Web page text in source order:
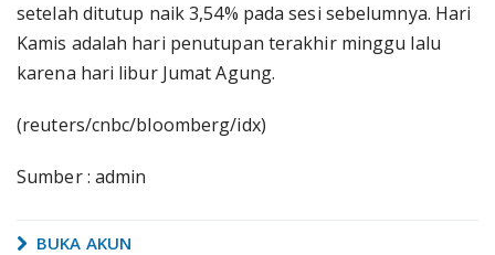
setelah ditutup naik 3,54% pada sesi sebelumnya. Hari
Kamis adalah hari penutupan terakhir minggu lalu
karena hari libur Jumat Agung.
(reuters/cnbc/bloomberg/idx)
Sumber : admin
BUKA AKUN